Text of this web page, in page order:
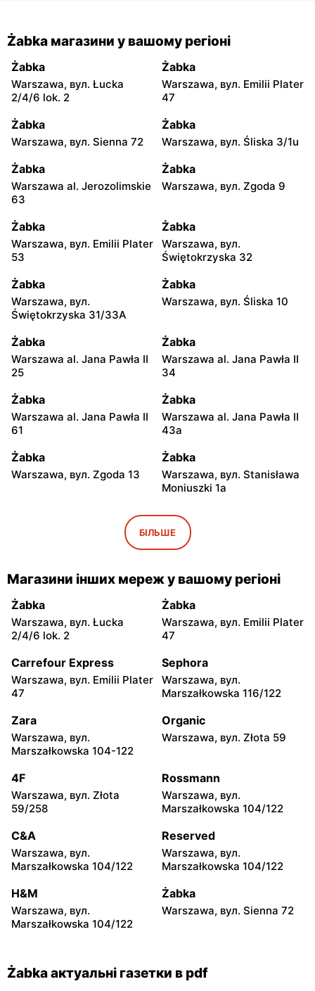
Żabka магазини у вашому регіоні
Żabka
Warszawa, вул. Łucka
2/4/6 lok. 2
Żabka
Warszawa, вул. Emilii Plater
47
Żabka
Warszawa, вул. Sienna 72
Żabka
Warszawa, вул. Śliska 3/1u
Żabka
Warszawa al. Jerozolimskie
63
Żabka
Warszawa, вул. Zgoda 9
Żabka
Warszawa, вул. Emilii Plater
53
Żabka
Warszawa, вул.
Świętokrzyska 32
Żabka
Warszawa, вул.
Świętokrzyska 31/33A
Żabka
Warszawa, вул. Śliska 10
Żabka
Warszawa al. Jana Pawła II
25
Żabka
Warszawa al. Jana Pawła II
34
Żabka
Warszawa al. Jana Pawła II
61
Żabka
Warszawa al. Jana Pawła II
43a
Żabka
Warszawa, вул. Zgoda 13
Żabka
Warszawa, вул. Stanisława
Moniuszki 1a
Świętokrzyska 0 Stacja
Żabka
Warszawa, вул.
Grzybowska 5
Żabka
Łódź, вул. Żurawia 14
Żabka
Warszawa, вул. Żurawia 18
Żabka
35
Żabka
104
Żabka
Grzybowska 2
Żabka
Żabka
Chałubińskiego 8
Żabka
73
Żabka
Grzybowska 4
Żabka
41/43
Żabka Żabka
Żabka
Warszawa, вул. Prosta 2/14
Żabka
БІЛЬШЕ
Магазини інших мереж у вашому регіоні
Żabka
Warszawa, вул. Łucka
2/4/6 lok. 2
Żabka
Warszawa, вул. Emilii Plater
47
Carrefour Express
Warszawa, вул. Emilii Plater
47
Sephora
Warszawa, вул.
Marszałkowska 116/122
Zara
Warszawa, вул.
Marszałkowska 104-122
Organic
Warszawa, вул. Złota 59
4F
Warszawa, вул. Złota
59/258
Rossmann
Warszawa, вул.
Marszałkowska 104/122
C&A
Warszawa, вул.
Marszałkowska 104/122
Reserved
Warszawa, вул.
Marszałkowska 104/122
H&M
Warszawa, вул.
Marszałkowska 104/122
Żabka
Warszawa, вул. Sienna 72
Żabka актуальні газетки в pdf